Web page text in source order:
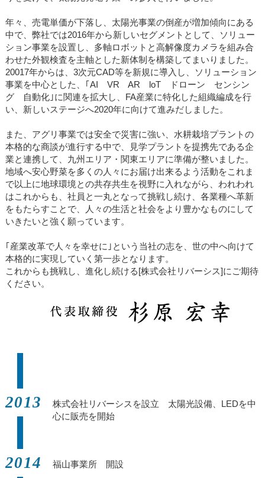
年々、売電単価が下落し、太陽光事業の倒産が増加傾向にある
中で、弊社では2016年から新しいセグメントとして、ソリュー
ション事業を設置し、多軸ロボットと高解像度カメラを組み合
わせた外観検査を主軸とした新体制を構築してまいりました。
20017年からは、3次元CAD等を新規に導入し、ソリューション
事業を中心とした、｢AI VR AR loT ドローン センシン
グ 自動化｣に関連を拡大し、FA産業に特化した組織編成を行
い、新しいステージへ2020年に向けて進みだしました。
また、アグリ事業では安全で災害に強い、水耕栽培プラントの
本格的な商談が進行する中で、見学プラントを提携先である企
業と連携して、九州エリア・関東エリアに準備が整いました。
地域へ安心野菜を多くの人々にお届け出来るよう活動をこれま
で以上に地球環境との共存共生を視野に入れながら、われわれ
はこれからも、社員と一丸となって挑戦し続け、各業種へ革新
をもたらすことで、人々の生活と社会をより豊かなものにして
いきたいと強く願っています。
｢産業改革で人々を幸せに｣という当社の志を、世の中へ向けて
本格的に実現していく第一歩となります。
これからも挑戦し、進化し続ける[株式会社リバーシス]にご期待
ください。
2013
株式会社リバーシスを設立 太陽光設備、LEDを中
心に販売を開始
2014 福山事業所 開設